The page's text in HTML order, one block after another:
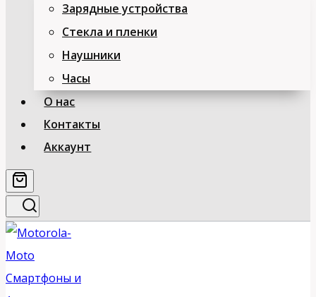
Зарядные устройства
Стекла и пленки
Наушники
Часы
О нас
Контакты
Аккаунт